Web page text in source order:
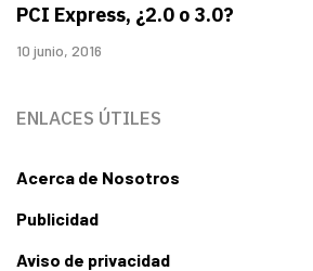
PCI Express, ¿2.0 o 3.0?
10 junio, 2016
ENLACES ÚTILES
Acerca de Nosotros
Publicidad
Aviso de privacidad